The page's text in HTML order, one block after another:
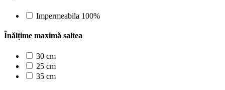
Impermeabila 100%
Înălțime maximă saltea
30 cm
25 cm
35 cm